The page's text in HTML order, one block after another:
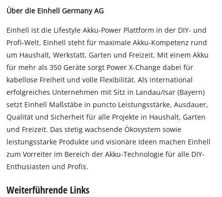
Über die Einhell Germany AG
Einhell ist die Lifestyle Akku-Power Plattform in der DIY- und
Profi-Welt. Einhell steht für maximale Akku-Kompetenz rund
um Haushalt, Werkstatt, Garten und Freizeit. Mit einem Akku
für mehr als 350 Geräte sorgt Power X-Change dabei für
kabellose Freiheit und volle Flexibilität. Als international
erfolgreiches Unternehmen mit Sitz in Landau/Isar (Bayern)
setzt Einhell Maßstäbe in puncto Leistungsstärke, Ausdauer,
Qualität und Sicherheit für alle Projekte in Haushalt, Garten
und Freizeit. Das stetig wachsende Ökosystem sowie
leistungsstarke Produkte und visionäre Ideen machen Einhell
zum Vorreiter im Bereich der Akku-Technologie für alle DIY-
Enthusiasten und Profis.
Weiterführende Links